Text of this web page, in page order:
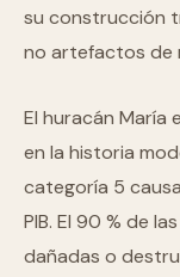
su construcción
no artefactos de
El huracán María
en la historia
categoría 5
PIB. El 90 % de
dañadas o